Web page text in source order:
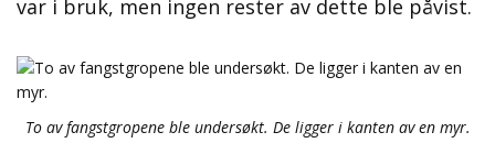
var i bruk, men ingen rester av dette ble påvist.
To av fangstgropene ble undersøkt. De ligger i kanten av en myr.